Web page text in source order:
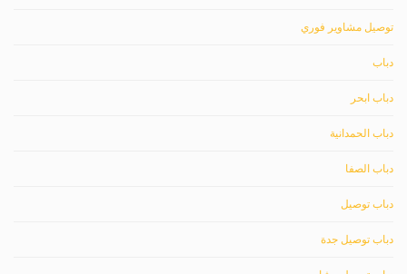
توصيل مشاوير فوري
دباب
دباب ابحر
دباب الحمدانية
دباب الصفا
دباب توصيل
دباب توصيل جدة